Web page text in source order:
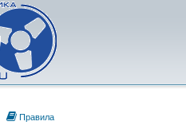
Правила